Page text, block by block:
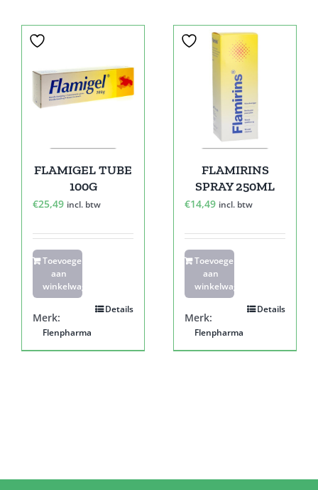
FLAMIGEL TUBE
100G
€25,49 incl. btw
Toevoegen
aan
winkelwagen
Details
Merk:
Flenpharma
FLAMIRINS
SPRAY 250ML
€14,49 incl. btw
Toevoegen
aan
winkelwagen
Details
Merk:
Flenpharma